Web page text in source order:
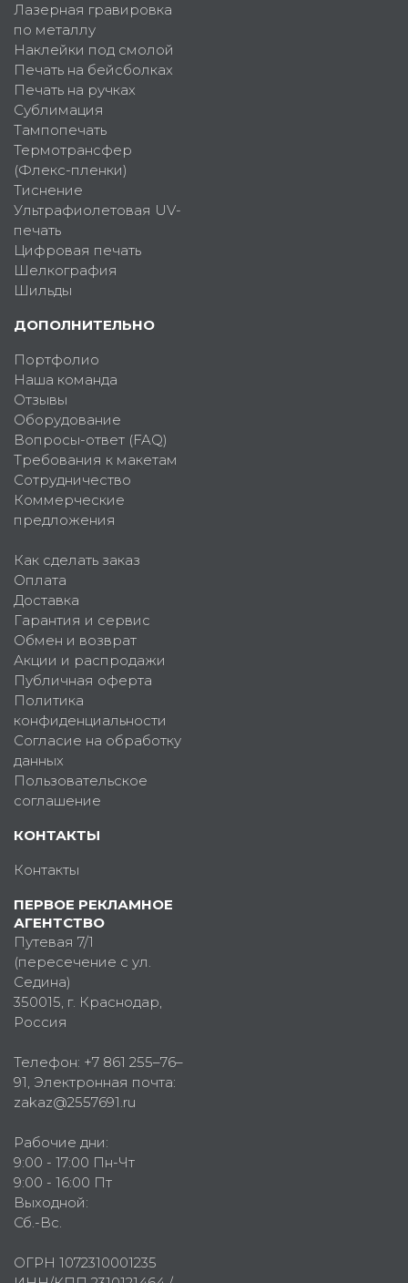
Лазерная гравировка
по металлу
Наклейки под смолой
Печать на бейсболках
Печать на ручках
Сублимация
Тампопечать
Термотрансфер
(Флекс-пленки)
Тиснение
Ультрафиолетовая UV-
печать
Цифровая печать
Шелкография
Шильды
ДОПОЛНИТЕЛЬНО
Портфолио
Наша команда
Отзывы
Оборудование
Вопросы-ответ (FAQ)
Требования к макетам
Сотрудничество
Коммерческие
предложения
Как сделать заказ
Оплата
Доставка
Гарантия и сервис
Обмен и возврат
Акции и распродажи
Публичная оферта
Политика
конфиденциальности
Согласие на обработку
данных
Пользовательское
соглашение
КОНТАКТЫ
Контакты
ПЕРВОЕ РЕКЛАМНОЕ
АГЕНТСТВО
Путевая 7/1
(пересечение с ул.
Седина)
350015, г. Краснодар,
Россия
Телефон: +7 861 255–76–
91, Электронная почта:
zakaz@2557691.ru
Рабочие дни:
9:00 - 17:00 Пн-Чт
9:00 - 16:00 Пт
Выходной:
Сб.-Вс.
ОГРН 1072310001235